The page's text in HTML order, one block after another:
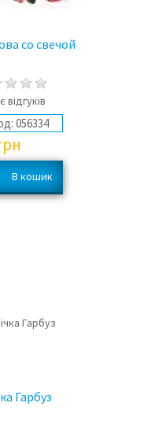
со свечой
відгуків
056334
Гарбуз